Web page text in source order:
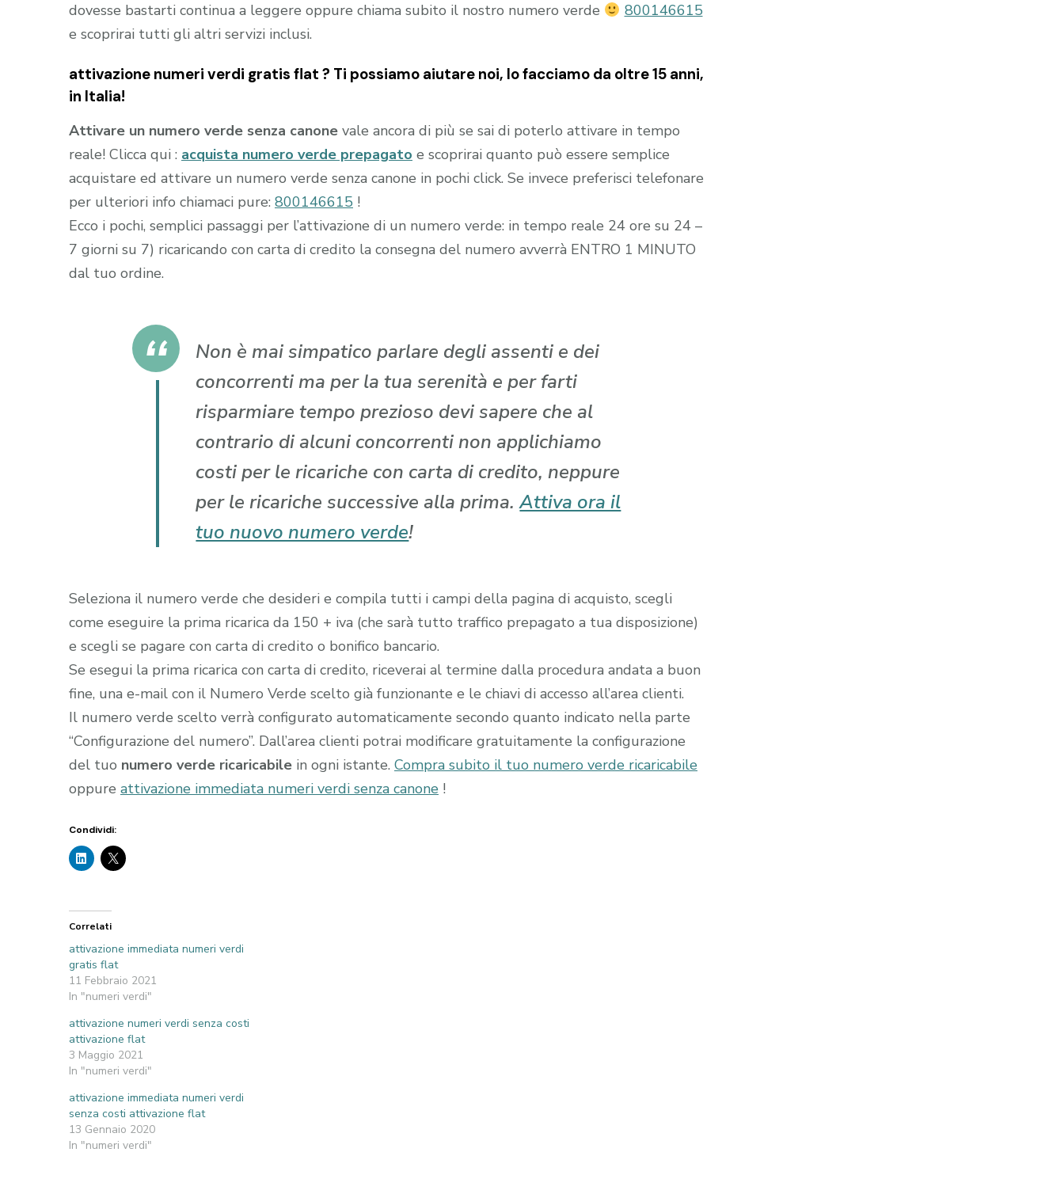
dovesse bastarti continua a leggere oppure chiama subito il nostro numero verde
800146615
e scoprirai tutti gli altri servizi inclusi.
attivazione numeri verdi gratis flat ? Ti possiamo aiutare noi, lo facciamo da oltre 15 anni,
in Italia!
Attivare un numero verde senza canone vale ancora di più se sai di poterlo attivare in tempo
reale! Clicca qui : acquista numero verde prepagato e scoprirai quanto può essere semplice
acquistare ed attivare un numero verde senza canone in pochi click. Se invece preferisci telefonare
per ulteriori info chiamaci pure: 800146615 !
Ecco i pochi, semplici passaggi per l’attivazione di un numero verde: in tempo reale 24 ore su 24 –
7 giorni su 7) ricaricando con carta di credito la consegna del numero avverrà ENTRO 1 MINUTO
dal tuo ordine.
Non è mai simpatico parlare degli assenti e dei
concorrenti ma per la tua serenità e per farti
risparmiare tempo prezioso devi sapere che al
contrario di alcuni concorrenti non applichiamo
costi per le ricariche con carta di credito, neppure
per le ricariche successive alla prima.Attiva ora il
tuo nuovo numero verde!
Seleziona il numero verde che desideri e compila tutti i campi della pagina di acquisto, scegli
come eseguire la prima ricarica da 150 + iva (che sarà tutto traffico prepagato a tua disposizione)
e scegli se pagare con carta di credito o bonifico bancario.
Se esegui la prima ricarica con carta di credito, riceverai al termine dalla procedura andata a buon
fine, una e-mail con il Numero Verde scelto già funzionante e le chiavi di accesso all’area clienti.
Il numero verde scelto verrà configurato automaticamente secondo quanto indicato nella parte
“Configurazione del numero”. Dall’area clienti potrai modificare gratuitamente la configurazione
del tuo numero verde ricaricabile in ogni istante. Compra subito il tuo numero verde ricaricabile
oppure attivazione immediata numeri verdi senza canone !
Condividi:
Correlati
attivazione immediata numeri verdi
gratis flat
11 Febbraio 2021
In "numeri verdi"
attivazione numeri verdi senza costi
attivazione flat
3 Maggio 2021
In "numeri verdi"
attivazione immediata numeri verdi
senza costi attivazione flat
13 Gennaio 2020
In "numeri verdi"